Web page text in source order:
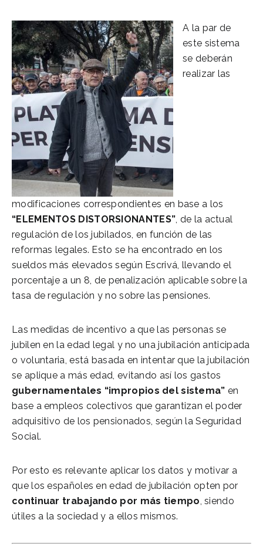
A la par de
este sistema
se deberán
realizar las
modificaciones correspondientes en base a los
“ELEMENTOS DISTORSIONANTES”, de la actual
regulación de los jubilados, en función de las
reformas legales. Esto se ha encontrado en los
sueldos más elevados según Escrivá, llevando el
porcentaje a un 8, de penalización aplicable sobre la
tasa de regulación y no sobre las pensiones.
Las medidas de incentivo a que las personas se
jubilen en la edad legal y no una jubilación anticipada
o voluntaria, está basada en intentar que la jubilación
se aplique a más edad, evitando así los gastos
gubernamentales “impropios del sistema” en
base a empleos colectivos que garantizan el poder
adquisitivo de los pensionados, según la Seguridad
Social.
Por esto es relevante aplicar los datos y motivar a
que los españoles en edad de jubilación opten por
continuar trabajando por más tiempo, siendo
útiles a la sociedad y a ellos mismos.